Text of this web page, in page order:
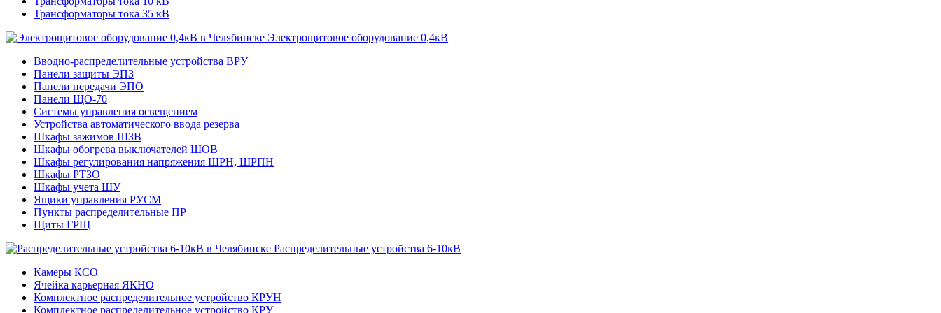
Трансформаторы тока 35 кВ
Электрощитовое оборудование 0,4кВ
Вводно-распределительные устройства ВРУ
Панели защиты ЭПЗ
Панели передачи ЭПО
Панели ЩО-70
Системы управления освещением
Устройства автоматического ввода резерва
Шкафы зажимов ШЗВ
Шкафы обогрева выключателей ШОВ
Шкафы регулирования напряжения ШРН, ШРПН
Шкафы РТЗО
Шкафы учета ШУ
Ящики управления РУСМ
Пункты распределительные ПР
Щиты ГРЩ
Распределительные устройства 6-10кВ
Камеры КСО
Ячейка карьерная ЯКНО
Комплектное распределительное устройство КРУН
Комплектное распределительное устройство КРУ